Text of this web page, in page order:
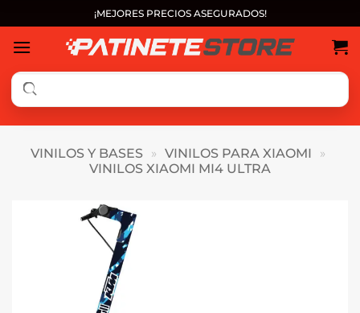
al
contenido
¡MEJORES PRECIOS ASEGURADOS!
VINILOS Y BASES » VINILOS PARA XIAOMI
»
VINILOS XIAOMI MI4 ULTRA